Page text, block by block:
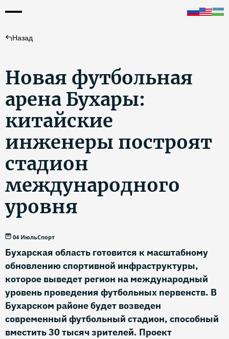
Назад
Новая футбольная
арена Бухары:
китайские
инженеры построят
стадион
международного
уровня
04 ИюльСпорт
Бухарская область готовится к масштабному
обновлению спортивной инфраструктуры,
которое выведет регион на международный
уровень проведения футбольных первенств. В
Бухарском районе будет возведен
современный футбольный стадион, способный
вместить 30 тысяч зрителей. Проект